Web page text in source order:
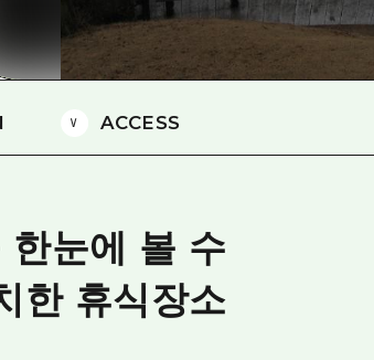
ACCESS
눈에 볼 수
한 휴식장소